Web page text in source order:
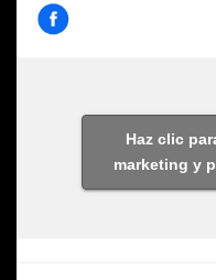
Haz clic
marketing y